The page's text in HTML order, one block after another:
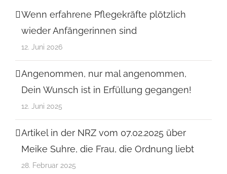
Wenn erfahrene Pflegekräfte plötzlich
wieder Anfängerinnen sind
12. Juni 2026
Angenommen, nur mal angenommen,
Dein Wunsch ist in Erfüllung gegangen!
12. Juni 2025
Artikel in der NRZ vom 07.02.2025 über
Meike Suhre, die Frau, die Ordnung liebt
28. Februar 2025